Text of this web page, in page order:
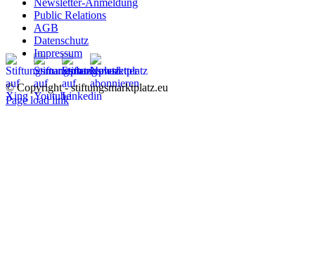
Newsletter-Anmeldung
Public Relations
AGB
Datenschutz
Impressum
© Copyright - stiftungsmarktplatz.eu
Page load link